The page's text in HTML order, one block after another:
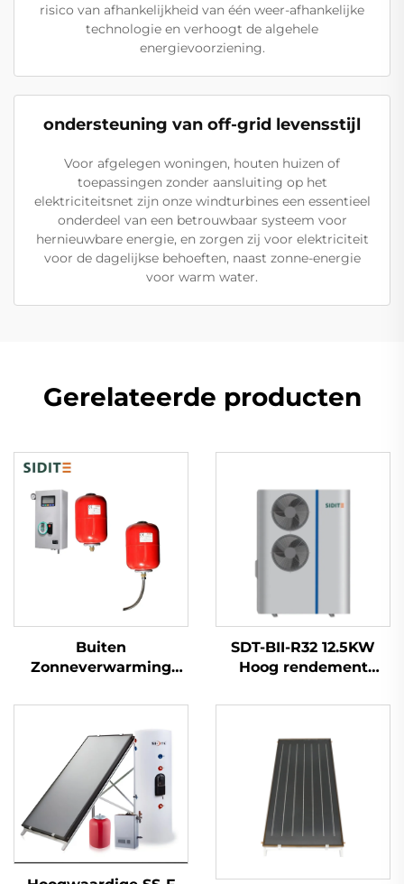
risico van afhankelijkheid van één weer-afhankelijke
technologie en verhoogt de algehele
energievoorziening.
ondersteuning van off-grid levensstijl
Voor afgelegen woningen, houten huizen of
toepassingen zonder aansluiting op het
elektriciteitsnet zijn onze windturbines een essentieel
onderdeel van een betrouwbaar systeem voor
hernieuwbare energie, en zorgen zij voor elektriciteit
voor de dagelijkse behoeften, naast zonne-energie
voor warm water.
Gerelateerde producten
Buiten
Zonneverwarming
Uitbreiding Reservoir
0.025 Thermische
Capaciteit Calculator
voor Dubbele Warmte-
Uitwisselaar Systemen
Plastic
SDT-BII-R32 12.5KW
Hoog rendement
Compressor
Milieuvriendelijke R32
Koelstof Stil